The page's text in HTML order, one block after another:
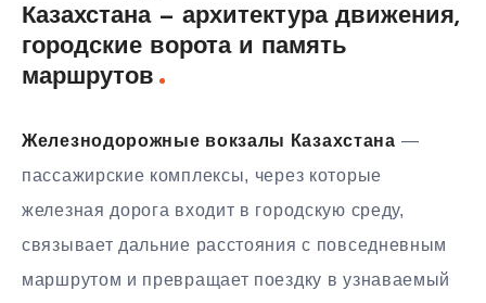
Казахстана — архитектура движения,
городские ворота и память
маршрутов
Железнодорожные вокзалы Казахстана —
пассажирские комплексы, через которые
железная дорога входит в городскую среду,
связывает дальние расстояния с повседневным
маршрутом и превращает поездку в узнаваемый